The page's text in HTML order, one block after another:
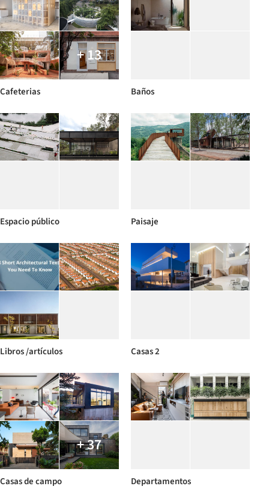
+ 13
Cafeterias Baños
Espacio público Paisaje
Libros /artículos Casas 2
+ 37
Casas de campo Departamentos